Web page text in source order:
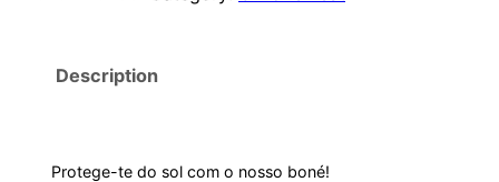
Description
Protege-te do sol com o nosso boné!